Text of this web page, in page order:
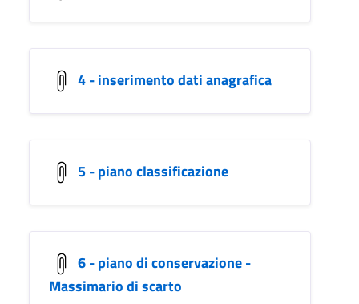
4 - inserimento dati anagrafica
5 - piano classificazione
6 - piano di conservazione -
Massimario di scarto